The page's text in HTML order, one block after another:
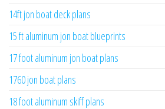
14ft jon boat deck plans
15 ft aluminum jon boat blueprints
17 foot aluminum jon boat plans
1760 jon boat plans
18 foot aluminum skiff plans